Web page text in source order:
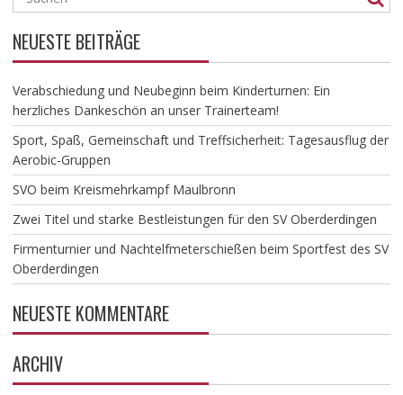
NEUESTE BEITRÄGE
Verabschiedung und Neubeginn beim Kinderturnen: Ein
herzliches Dankeschön an unser Trainerteam!
​Sport, Spaß, Gemeinschaft und Treffsicherheit: Tagesausflug der
Aerobic-Gruppen
SVO beim Kreismehrkampf Maulbronn
Zwei Titel und starke Bestleistungen für den SV Oberderdingen
Firmenturnier und Nachtelfmeterschießen beim Sportfest des SV
Oberderdingen
NEUESTE KOMMENTARE
ARCHIV